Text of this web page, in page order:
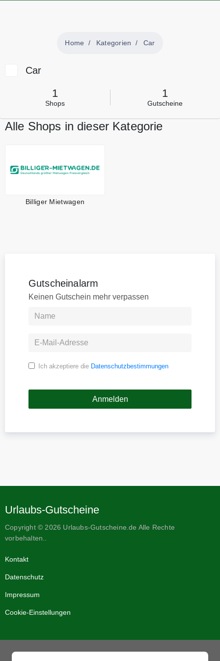
Home Kategorien Car
Car
1
Shops
1
Gutscheine
Alle Shops in dieser Kategorie
Billiger Mietwagen
Gutscheinalarm
Keinen Gutschein mehr verpassen
Ich akzeptiere die Datenschutzbestimmungen
Urlaubs-Gutscheine
Copyright © 2026 Urlaubs-Gutscheine.de Alle Rechte
vorbehalten..
Kontakt
Datenschutz
Impressum
Cookie-Einstellungen